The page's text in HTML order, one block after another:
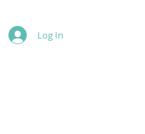
Log In